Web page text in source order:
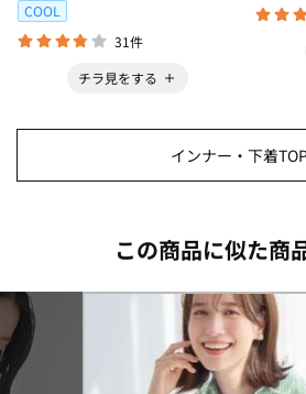
COOL
31件
チラ見をする
インナー・下着
この商品に似た商